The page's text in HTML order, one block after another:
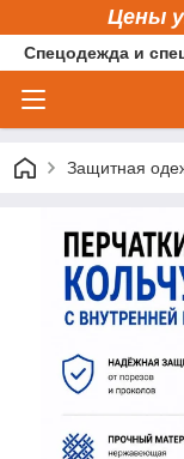
Цены
Спецодежда и
Защитная